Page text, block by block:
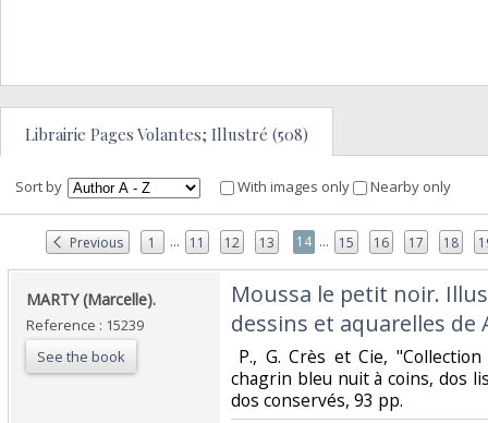
Librairie Pages Volantes; Illustré (508)
Sort by With images only Nearby only
Previous 1 ... 11 12 13 14 ... 15 16 17 18
‎MARTY (Marcelle).‎
Reference : 15239
See the book
‎Moussa le petit noir.
dessins et aquarelles de
P., G. Crès et Cie,
chagrin bleu nuit à coins, dos
dos conservés, 93 pp. ‎